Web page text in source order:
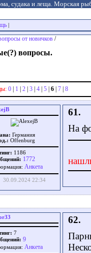
судака и леща. Морская
от новичков /
вопросы.
0 | 1 | 2 | 3 | 4 | 5 | 6 | 7 | 8
Германия
Offenburg
1186
1772
Aнкета
30.09.2024 22:34
61.
На
7
9
Aнкета
62.